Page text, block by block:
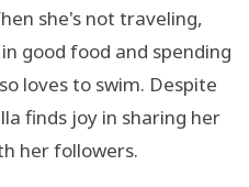
she's not traveling,
good food and spending
loves to swim. Despite
finds joy in sharing her
her followers.